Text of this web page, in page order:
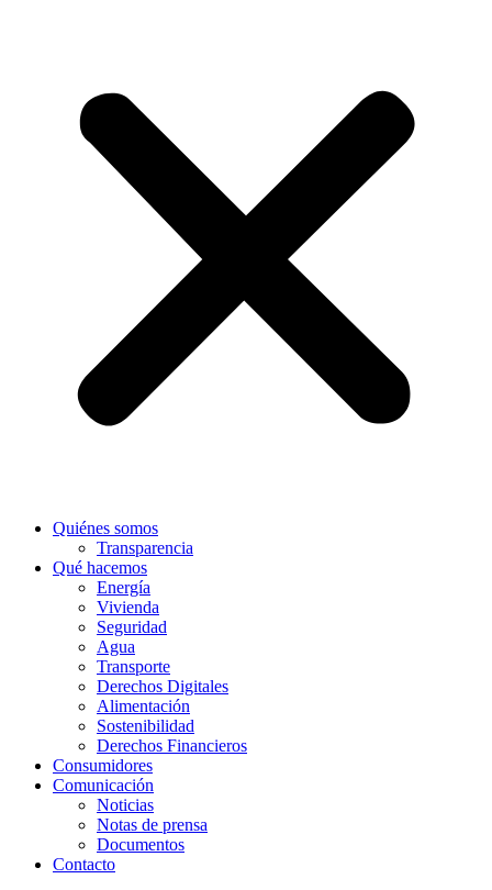
Quiénes somos
Transparencia
Qué hacemos
Energía
Vivienda
Seguridad
Agua
Transporte
Derechos Digitales
Alimentación
Sostenibilidad
Derechos Financieros
Consumidores
Comunicación
Noticias
Notas de prensa
Documentos
Contacto